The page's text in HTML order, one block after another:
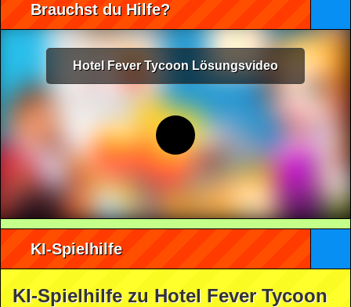
Brauchst du Hilfe?
Hotel Fever Tycoon Lösungsvideo
KI-Spielhilfe
KI-Spielhilfe zu Hotel Fever Tycoon